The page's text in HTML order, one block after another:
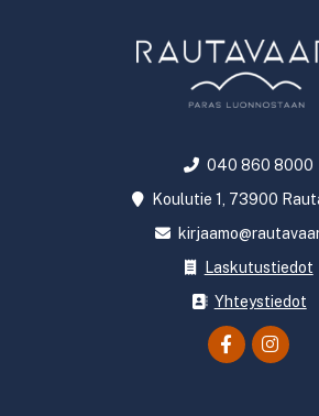
040 860 8000
Koulutie 1, 73900
Laskutustiedot
Yhteystiedot